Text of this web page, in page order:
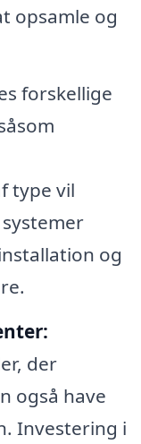
opsamle og
forskellige
type vil
og
der
også have
Investering i